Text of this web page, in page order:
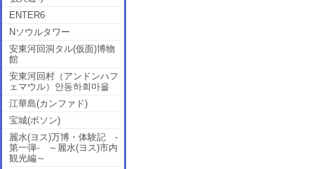
ENTER6
Nソウルタワー
安東河回洞タル(仮面)博物
館
安東河回村（アンドンハフ
ェマウル）안동하회마을
江華島(カンファド)
宝城(ボソン)
麗水(ヨス)万博・体験記 -
第一弾- ～麗水(ヨス)市内
観光編～